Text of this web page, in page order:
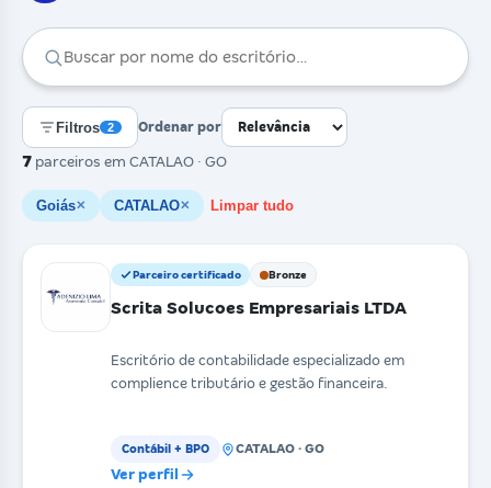
Filtros 2
7 parceiros em CATALAO · GO
Ordenar por
Goiás✕ CATALAO✕ Limpar tudo
Parceiro certificado Bronze
Scrita Solucoes Empresariais LTDA
Escritório de contabilidade especializado em
complience tributário e gestão financeira.
Contábil + BPO CATALAO · GO
Ver perfil